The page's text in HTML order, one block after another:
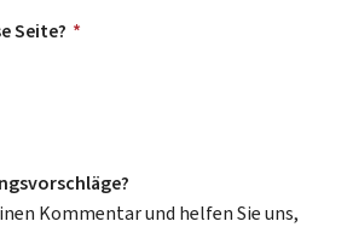
Seite? *
Kommentar und helfen Sie uns,